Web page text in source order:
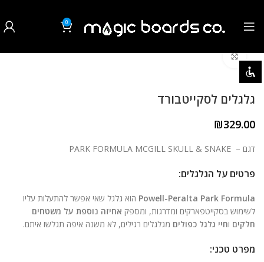
title סמן כותרות
settings צבע רקע
zoom_out זום (הקטנה)
zoom_in זום (הגדלה)
remove_circle_outline הקטנת גופן
add_circle_outline הגדלת גופן
0
לחצו להגדלה
גלגלים לסקייטבורד
₪329.00
דגם – PARK FORMULA MCGILL SKULL & SNAKE
פרטים על הגלגלים:
Powell-Peralta Park Formula הוא גלגל שאי אפשר להתעלות עליו
לשימוש בסקייטפארקים ומדרגות, ומספק אחיזה נוספת על משטחים
חלקים וחיי גלגל כפולים מגלגלים רגילים, לא משנה איפה תגלשו איתם.
מפרט טכני: